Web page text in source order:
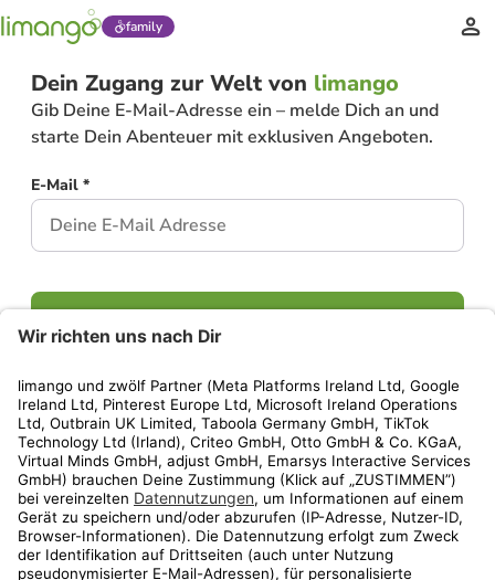
family
Dein Zugang zur Welt von limango
Gib Deine E-Mail-Adresse ein – melde Dich an und
starte Dein Abenteuer mit exklusiven Angeboten.
E-Mail *
Weiter
Privatsphäre-EinstellungenAGBDatenschutzCompliance
GeschenkgutscheinbedingungenImpressumHelp Center